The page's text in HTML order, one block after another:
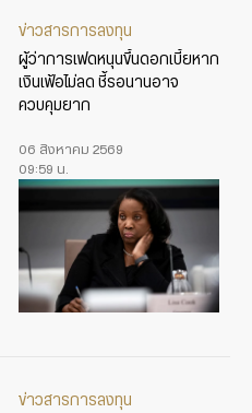
ข่าวสารการลงทุน
ผู้ว่าการเฟดหนุนขึ้นดอกเบี้ยหาก
เงินเฟ้อไม่ลด ชี้รอนานอาจ
ควบคุมยาก
06 สิงหาคม 2569
09:59 น.
ข่าวสารการลงทุน